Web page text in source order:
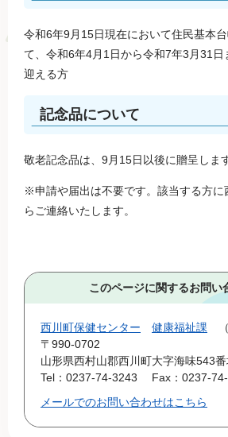
令和6年9月15日現在において住民基本
て、令和6年4月1日から令和7年3月31日
迎える方
記念品について
敬老記念品は、9月15日以後に贈呈します
※申請や届出は不要です。該当する方に
らご連絡いたします。
このページに関するお問い
西川町保健センター 健康福祉課
〒990-0702
山形県西村山郡西川町大字海味543
Tel：0237-74-3243
Fax：0237-
メールでのお問い合わせはこちら